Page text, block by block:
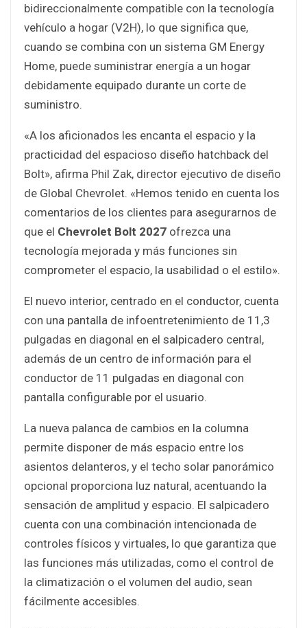
bidireccionalmente compatible con la tecnología
vehículo a hogar (V2H), lo que significa que,
cuando se combina con un sistema GM Energy
Home, puede suministrar energía a un hogar
debidamente equipado durante un corte de
suministro.
«A los aficionados les encanta el espacio y la
practicidad del espacioso diseño hatchback del
Bolt», afirma Phil Zak, director ejecutivo de diseño
de Global Chevrolet. «Hemos tenido en cuenta los
comentarios de los clientes para asegurarnos de
que el Chevrolet Bolt 2027 ofrezca una
tecnología mejorada y más funciones sin
comprometer el espacio, la usabilidad o el estilo».
El nuevo interior, centrado en el conductor, cuenta
con una pantalla de infoentretenimiento de 11,3
pulgadas en diagonal en el salpicadero central,
además de un centro de información para el
conductor de 11 pulgadas en diagonal con
pantalla configurable por el usuario.
La nueva palanca de cambios en la columna
permite disponer de más espacio entre los
asientos delanteros, y el techo solar panorámico
opcional proporciona luz natural, acentuando la
sensación de amplitud y espacio. El salpicadero
cuenta con una combinación intencionada de
controles físicos y virtuales, lo que garantiza que
las funciones más utilizadas, como el control de
la climatización o el volumen del audio, sean
fácilmente accesibles.